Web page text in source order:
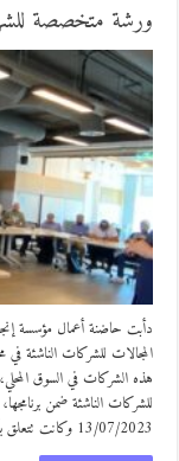
ورشة متخصصة
المجالات للشركات الناشئة
هذه الشركات في السوق
للشركات الناشئة ضمن
13/07/2023 وكانت تتعلق بأبحاث السوق وكيفية تجزئة …